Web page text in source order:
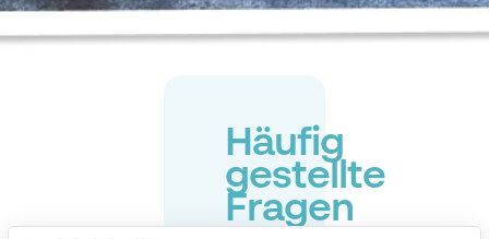
Häufig
gestellte
Fragen